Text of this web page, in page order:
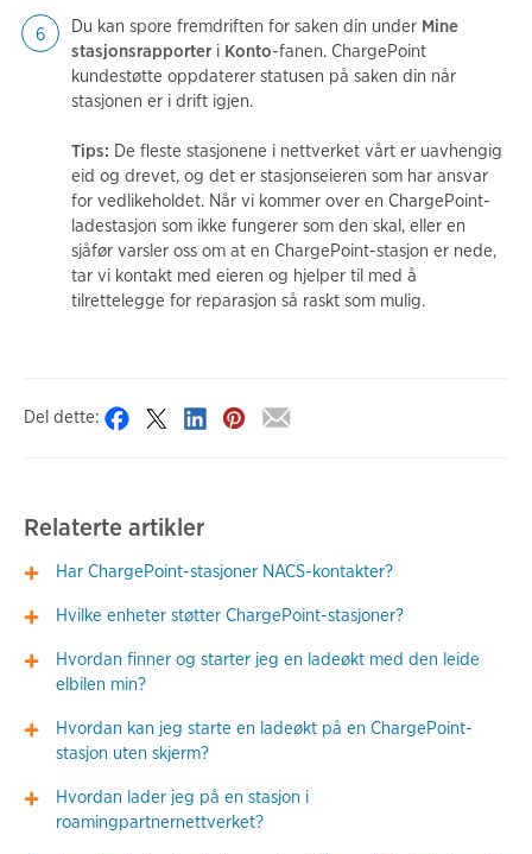
Du kan spore fremdriften for saken din under Mine
stasjonsrapporter i Konto-fanen. ChargePoint
kundestøtte oppdaterer statusen på saken din når
stasjonen er i drift igjen.
Tips: De fleste stasjonene i nettverket vårt er uavhengig
eid og drevet, og det er stasjonseieren som har ansvar
for vedlikeholdet. Når vi kommer over en ChargePoint-
ladestasjon som ikke fungerer som den skal, eller en
sjåfør varsler oss om at en ChargePoint-stasjon er nede,
tar vi kontakt med eieren og hjelper til med å
tilrettelegge for reparasjon så raskt som mulig.
Del dette:
Relaterte artikler
Har ChargePoint-stasjoner NACS-kontakter?
Hvilke enheter støtter ChargePoint-stasjoner?
Hvordan finner og starter jeg en ladeøkt med den leide
elbilen min?
Hvordan kan jeg starte en ladeøkt på en ChargePoint-
stasjon uten skjerm?
Hvordan lader jeg på en stasjon i
roamingpartnernettverket?